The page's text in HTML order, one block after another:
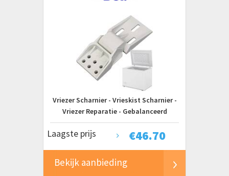
Vriezer Scharnier - Vrieskist Scharnier -
Vriezer Reparatie - Gebalanceerd
Ontwerp - 28 x 88 x 28 cm - Wit
€46.70
Laagste prijs
Bekijk aanbieding